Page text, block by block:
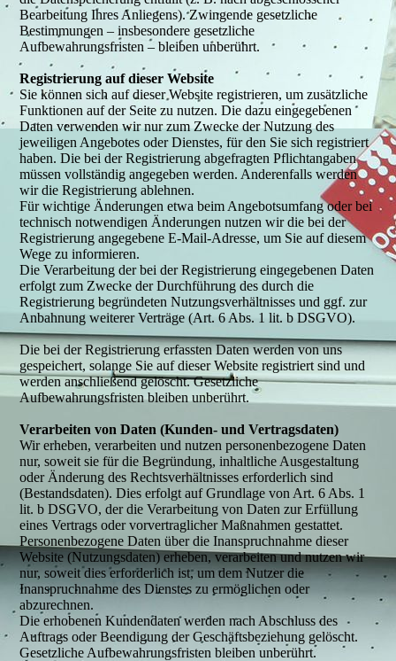
Bearbeitung Ihres Anliegens). Zwingende gesetzliche
Bestimmungen – insbesondere gesetzliche
Aufbewahrungsfristen – bleiben unberührt.
Registrierung auf dieser Website
Sie können sich auf dieser Website registrieren, um zusätzliche
Funktionen auf der Seite zu nutzen. Die dazu eingegebenen
Daten verwenden wir nur zum Zwecke der Nutzung des
jeweiligen Angebotes oder Dienstes, für den Sie sich registriert
haben. Die bei der Registrierung abgefragten Pflichtangaben
müssen vollständig angegeben werden. Anderenfalls werden
wir die Registrierung ablehnen.
Für wichtige Änderungen etwa beim Angebotsumfang oder bei
technisch notwendigen Änderungen nutzen wir die bei der
Registrierung angegebene E-Mail-Adresse, um Sie auf diesem
Wege zu informieren.
Die Verarbeitung der bei der Registrierung eingegebenen Daten
erfolgt zum Zwecke der Durchführung des durch die
Registrierung begründeten Nutzungsverhältnisses und ggf. zur
Anbahnung weiterer Verträge (Art. 6 Abs. 1 lit. b DSGVO).
Die bei der Registrierung erfassten Daten werden von uns
gespeichert, solange Sie auf dieser Website registriert sind und
werden anschließend gelöscht. Gesetzliche
Aufbewahrungsfristen bleiben unberührt.
Verarbeiten von Daten (Kunden- und Vertragsdaten)
Wir erheben, verarbeiten und nutzen personenbezogene Daten
nur, soweit sie für die Begründung, inhaltliche Ausgestaltung
oder Änderung des Rechtsverhältnisses erforderlich sind
(Bestandsdaten). Dies erfolgt auf Grundlage von Art. 6 Abs. 1
lit. b DSGVO, der die Verarbeitung von Daten zur Erfüllung
eines Vertrags oder vorvertraglicher Maßnahmen gestattet.
Personenbezogene Daten über die Inanspruchnahme dieser
Website (Nutzungsdaten) erheben, verarbeiten und nutzen wir
nur, soweit dies erforderlich ist, um dem Nutzer die
Inanspruchnahme des Dienstes zu ermöglichen oder
abzurechnen.
Die erhobenen Kundendaten werden nach Abschluss des
Auftrags oder Beendigung der Geschäftsbeziehung gelöscht.
Gesetzliche Aufbewahrungsfristen bleiben unberührt.